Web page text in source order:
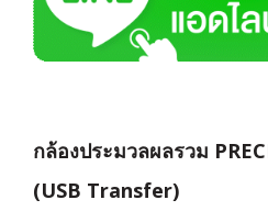
กล้องประมวลผลรวม
(USB Transfer)